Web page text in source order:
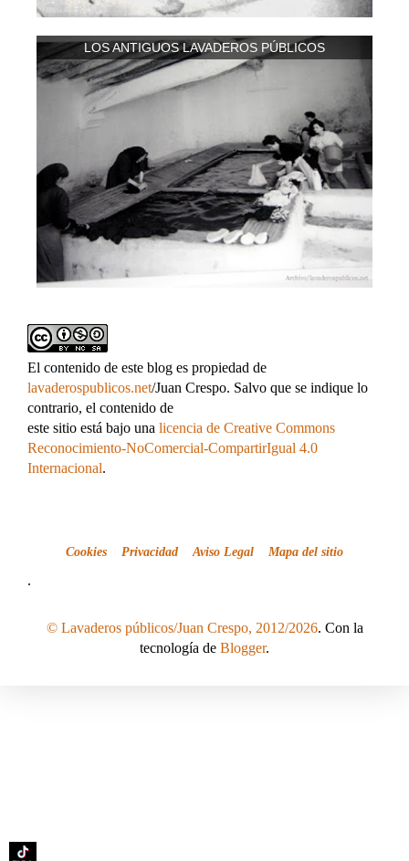
LOS ANTIGUOS LAVADEROS PÚBLICOS
El contenido de este blog es propiedad de
lavaderospublicos.net/Juan Crespo. Salvo que se indique lo
contrario, el contenido de
este sitio está bajo una licencia de Creative Commons
Reconocimiento-NoComercial-CompartirIgual 4.0
Internacional.
Cookies Privacidad Aviso Legal Mapa del sitio
.
© Lavaderos públicos/Juan Crespo, 2012/2026. Con la
tecnología de Blogger.